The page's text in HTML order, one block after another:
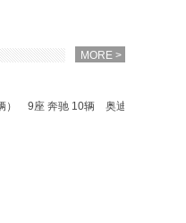
MORE >
9座 奔驰 10辆 奥迪A6 （50辆）